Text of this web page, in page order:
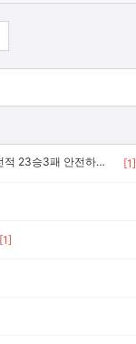
🎵 100출이상 프젝✔️현재 프젝전적 23승3패 안전하게진행합니다 🎵 [1]
[1]